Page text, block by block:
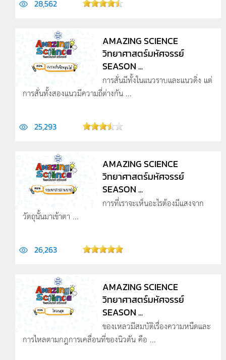
28,562
AMAZING SCIENCE
วิทยาศาสตร์มหัศจรรย์
SEASON ...
การสั่นมีทั้งในแนวราบและแนวดิ่ง แต่
การสั่นทั้งสองแนวมีความถี่ต่างกัน ...
25,293
AMAZING SCIENCE
วิทยาศาสตร์มหัศจรรย์
SEASON ...
การที่เราจะเห็นอะไรต้องมีแสงจาก
วัตถุนั้นมาเข้าตา ...
26,263
AMAZING SCIENCE
วิทยาศาสตร์มหัศจรรย์
SEASON ...
ของเหลวมีสมบัติเรื่องความหนืดและ
การไหลตามกฎการเคลื่อนที่ของนิวตัน คือ ...